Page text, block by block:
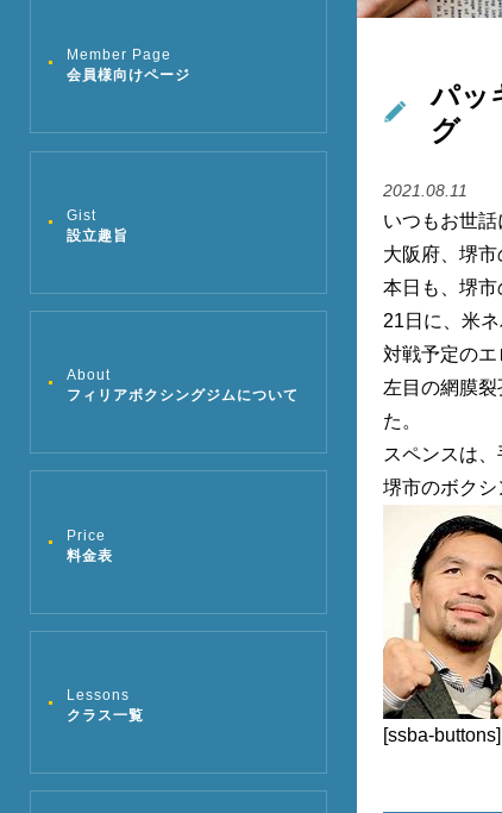
Member Page
会員様向けページ
Gist
設立趣旨
About
フィリアボクシングジムについて
Price
料金表
Lessons
クラス一覧
パッ
グ
2021.08.11
いつもお世話
大阪府、堺市
本日も、堺市
21日に、米
対戦予定の
左目の網膜
た。
スペンスは、
堺市のボクシ
[ssba-buttons]